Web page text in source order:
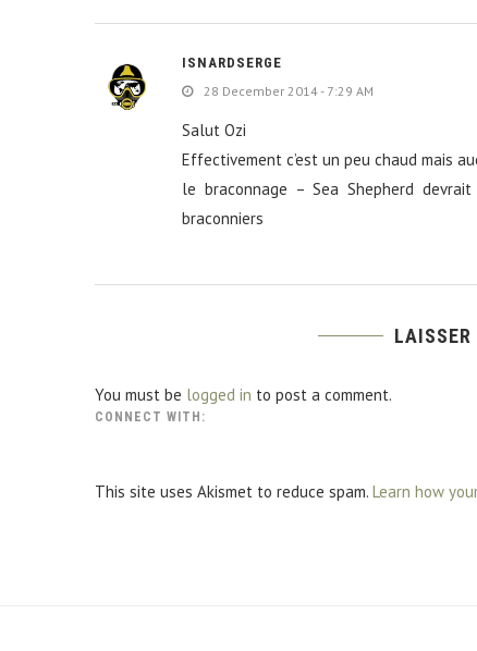
ISNARDSERGE
28 December 2014 - 7:29 AM
Salut Ozi
Effectivement c’est un peu chaud mais
le braconnage – Sea Shepherd
braconniers
LAISSER
You must be logged in to post a comment.
CONNECT WITH:
This site uses Akismet to reduce spam. Learn how